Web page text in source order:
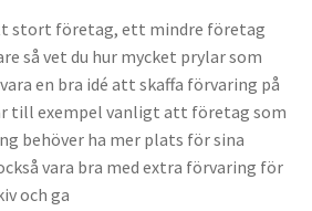
stort företag, ett mindre företag
så vet du hur mycket prylar som
en bra idé att skaffa förvaring på
till exempel vanligt att företag som
behöver ha mer plats för sina
vara bra med extra förvaring för
och ga